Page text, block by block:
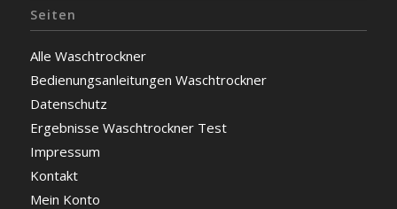
Seiten
Alle Waschtrockner
Bedienungsanleitungen Waschtrockner
Datenschutz
Ergebnisse Waschtrockner Test
Impressum
Kontakt
Mein Konto